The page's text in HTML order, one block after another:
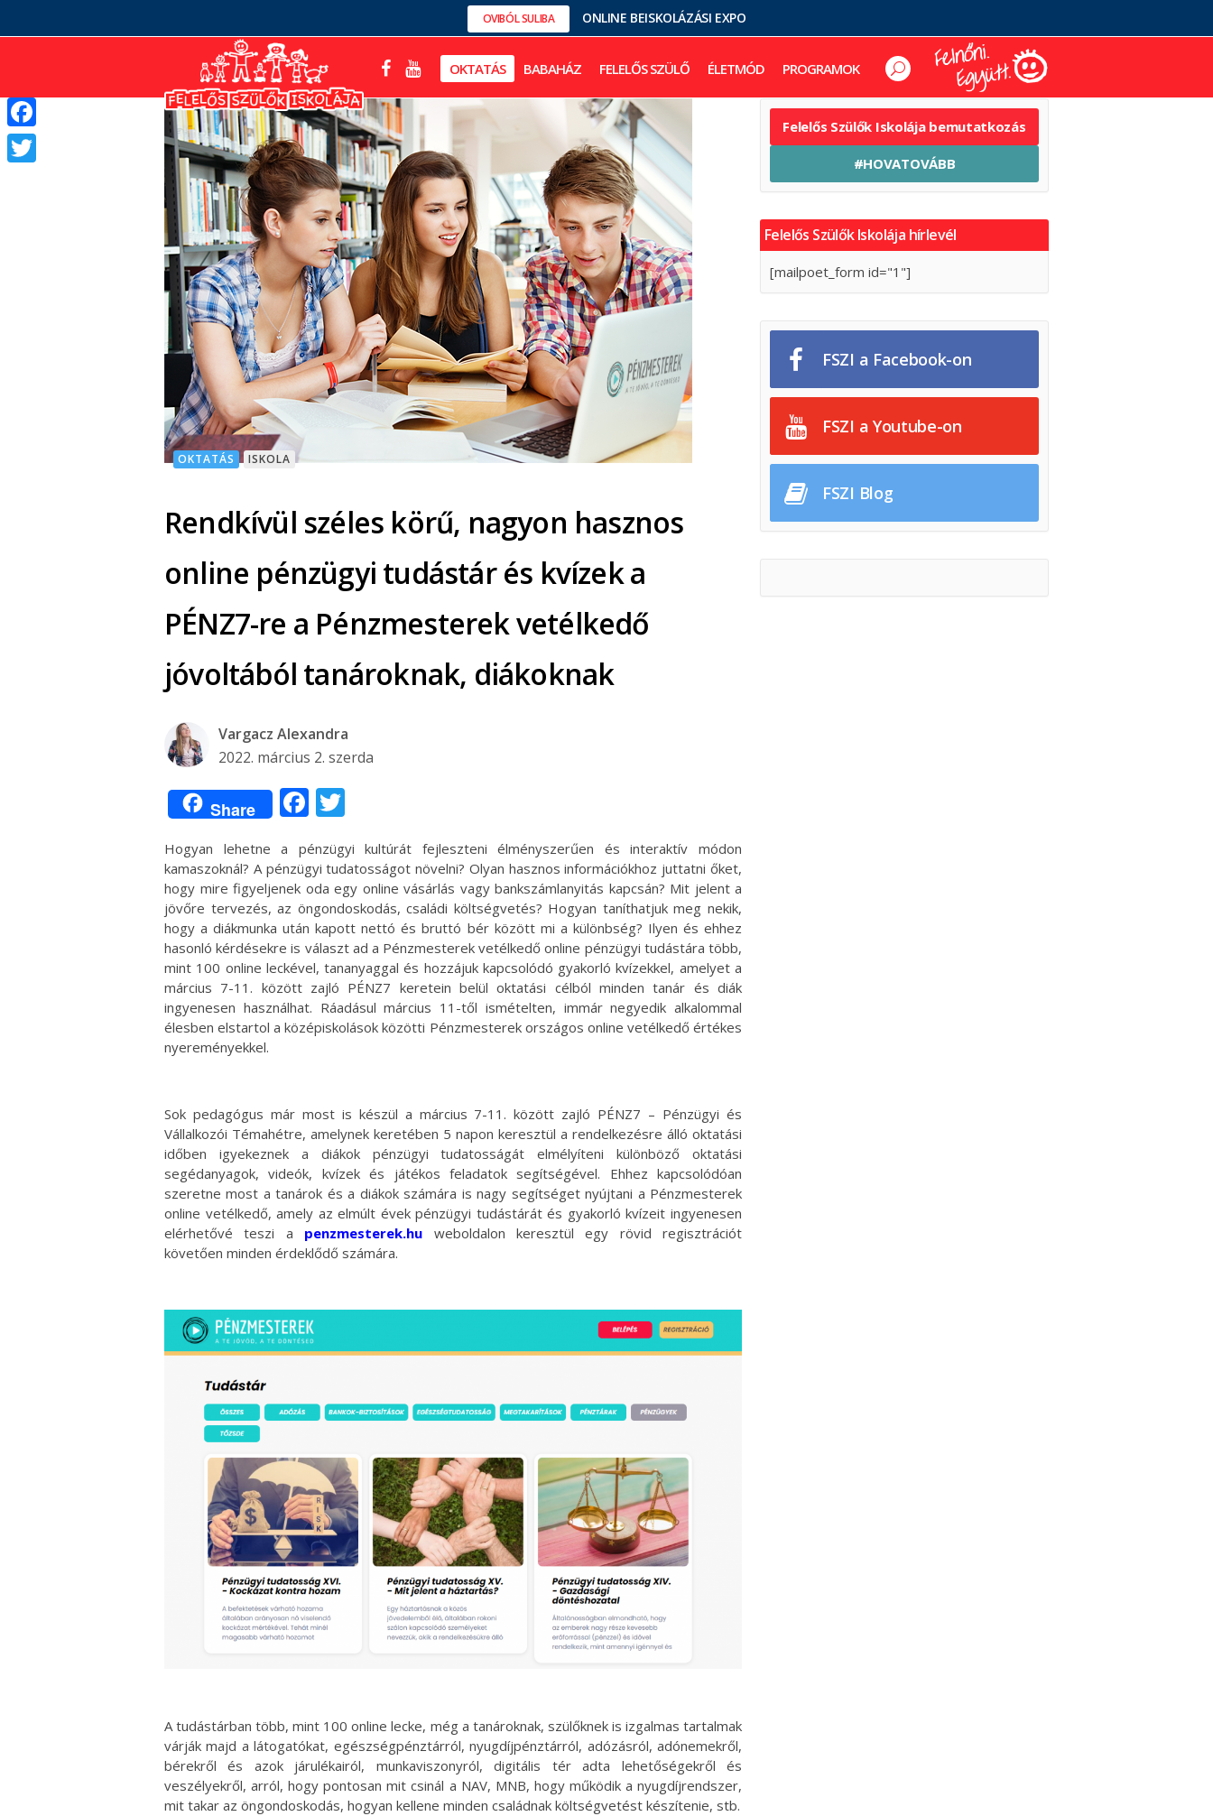
OVIBÓL SULIBA ONLINE BEISKOLÁZÁSI EXPO
OKTATÁS BABAHÁZ FELELŐS SZÜLŐ ÉLETMÓD PROGRAMOK
OKTATÁS ISKOLA
Rendkívül széles körű, nagyon hasznos
online pénzügyi tudástár és kvízek a
PÉNZ7-re a Pénzmesterek vetélkedő
jóvoltából tanároknak, diákoknak
Vargacz Alexandra
2022. március 2. szerda
Share Facebook
Hogyan lehetne a pénzügyi kultúrát fejleszteni élményszerűen és interaktív módon
kamaszoknál? A pénzügyi tudatosságot növelni? Olyan hasznos információkhoz juttatni őket,
hogy mire figyeljenek oda egy online vásárlás vagy bankszámlanyitás kapcsán? Mit jelent a
jövőre tervezés, az öngondoskodás, családi költségvetés? Hogyan taníthatjuk meg nekik,
hogy a diákmunka után kapott nettó és bruttó bér között mi a különbség? Ilyen és ehhez
hasonló kérdésekre is választ ad a Pénzmesterek vetélkedő online pénzügyi tudástára több,
mint 100 online leckével, tananyaggal és hozzájuk kapcsolódó gyakorló kvízekkel, amelyet a
március 7-11. között zajló PÉNZ7 keretein belül oktatási célból minden tanár és diák
ingyenesen használhat. Ráadásul március 11-től ismételten, immár negyedik alkalommal
élesben elstartol a középiskolások közötti Pénzmesterek országos online vetélkedő értékes
nyereményekkel.
Sok pedagógus már most is készül a március 7-11. között zajló PÉNZ7 – Pénzügyi és
Vállalkozói Témahétre, amelynek keretében 5 napon keresztül a rendelkezésre álló oktatási
időben igyekeznek a diákok pénzügyi tudatosságát elmélyíteni különböző oktatási
segédanyagok, videók, kvízek és játékos feladatok segítségével. Ehhez kapcsolódóan
szeretne most a tanárok és a diákok számára is nagy segítséget nyújtani a Pénzmesterek
online vetélkedő, amely az elmúlt évek pénzügyi tudástárát és gyakorló kvízeit ingyenesen
elérhetővé teszi a penzmesterek.hu weboldalon keresztül egy rövid regisztrációt
követően minden érdeklődő számára.
A tudástárban több, mint 100 online lecke, még a tanároknak, szülőknek is izgalmas tartalmak
várják majd a látogatókat, egészségpénztárról, nyugdíjpénztárról, adózásról, adónemekről,
bérekről és azok járulékairól, munkaviszonyról, digitális tér adta lehetőségekről és
veszélyekről, arról, hogy pontosan mit csinál a NAV, MNB, hogy működik a nyugdíjrendszer,
mit takar az öngondoskodás, hogyan kellene minden családnak költségvetést készítenie, stb.
Felelős Szülők Iskolája bemutatkozás
#HOVATOVÁBB
Felelős Szülők Iskolája hírlevél
[mailpoet_form id="1"]
FSZI a Facebook-on
FSZI a Youtube-on
FSZI Blog
Facebook